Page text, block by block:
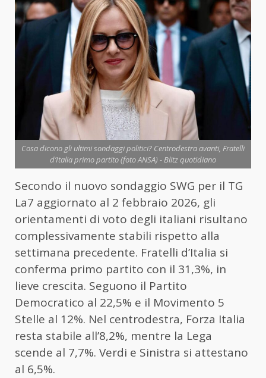
Cosa dicono gli ultimi sondaggi politici? Centrodestra avanti, Fratelli
d’Italia primo partito (foto ANSA) - Blitz quotidiano
Secondo il nuovo sondaggio SWG per il TG
La7 aggiornato al 2 febbraio 2026, gli
orientamenti di voto degli italiani risultano
complessivamente stabili rispetto alla
settimana precedente. Fratelli d’Italia si
conferma primo partito con il 31,3%, in
lieve crescita. Seguono il Partito
Democratico al 22,5% e il Movimento 5
Stelle al 12%. Nel centrodestra, Forza Italia
resta stabile all’8,2%, mentre la Lega
scende al 7,7%. Verdi e Sinistra si attestano
al 6,5%.